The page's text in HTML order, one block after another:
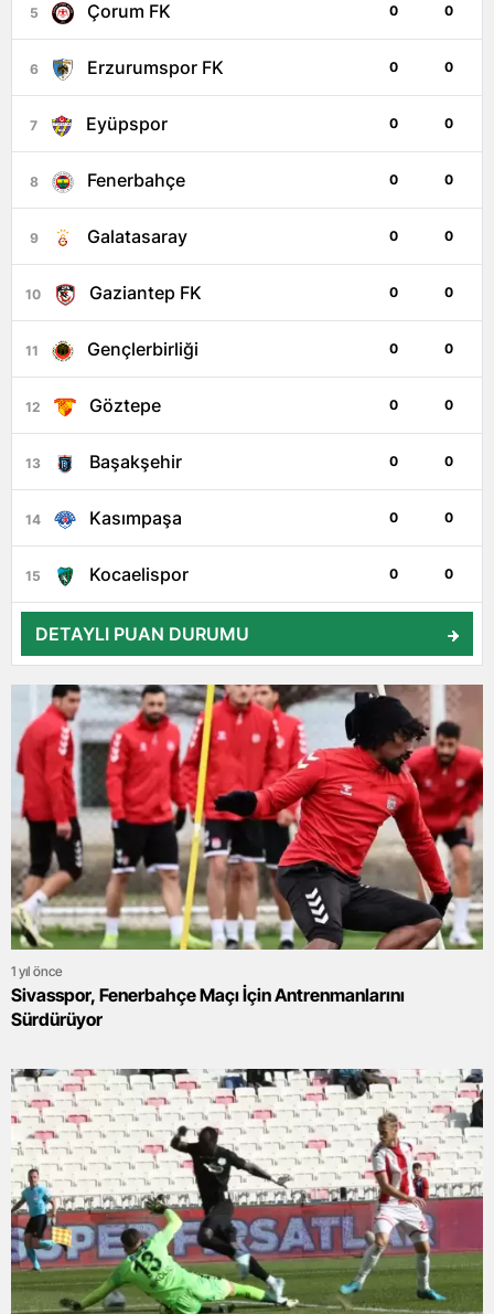
5 Çorum FK 0 0
6 Erzurumspor FK 0 0
7 Eyüpspor 0 0
8 Fenerbahçe 0 0
9 Galatasaray 0 0
10 Gaziantep FK 0 0
11 Gençlerbirliği 0 0
12 Göztepe 0 0
13 Başakşehir 0 0
14 Kasımpaşa 0 0
15 Kocaelispor 0 0
DETAYLI PUAN DURUMU
1 yıl önce
Sivasspor, Fenerbahçe Maçı İçin Antrenmanlarını
Sürdürüyor